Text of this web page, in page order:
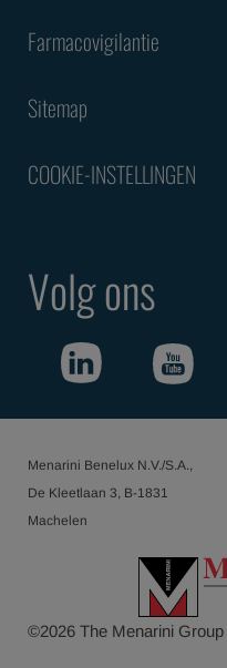
Farmacovigilantie
Sitemap
COOKIE-INSTELLINGEN
Volg ons
Menarini Benelux N.V./S.A.,
De Kleetlaan 3, B-1831
Machelen
©2026 The Menarini